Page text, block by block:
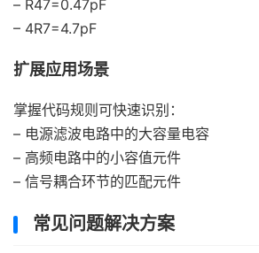
– R47=0.47pF
– 4R7=4.7pF
扩展应用场景
掌握代码规则可快速识别：
– 电源滤波电路中的大容量电容
– 高频电路中的小容值元件
– 信号耦合环节的匹配元件
常见问题解决方案